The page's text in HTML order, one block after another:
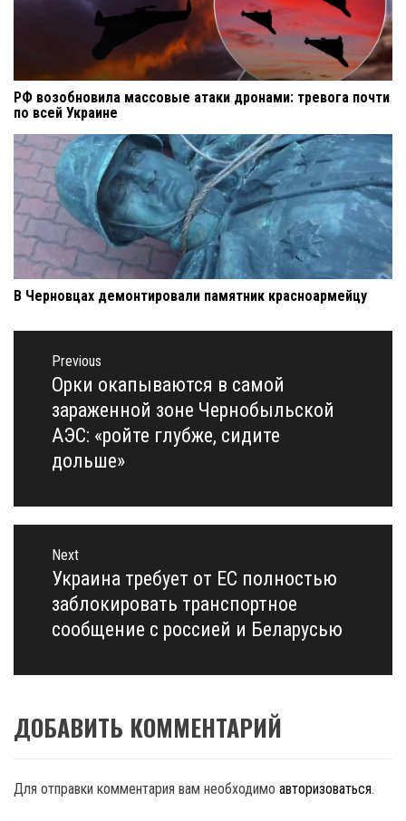
РФ возобновила массовые атаки дронами: тревога почти
по всей Украине
В Черновцах демонтировали памятник красноармейцу
Навигация
записям
Previous
Previous
post:
Орки окапываются в самой
зараженной зоне Чернобыльской
АЭС: «ройте глубже, сидите
дольше»
Next
Next
post:
Украина требует от ЕС полностью
заблокировать транспортное
сообщение с россией и Беларусью
ДОБАВИТЬ КОММЕНТАРИЙ
Для отправки комментария вам необходимо авторизоваться.